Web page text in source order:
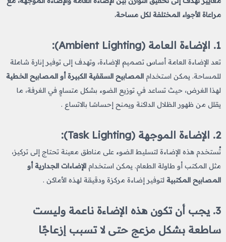
مراعاة الأجواء المختلفة لكل مساحة.
1. الإضاءة العامة (Ambient Lighting) :
تعد الإضاءة العامة أساس تصميم الإضاءة، وتهدف إلى توفير إنارة شاملة
للمساحة. يمكن استخدام المصابيح السقفية الكبيرة أو المصابيح الخطية
لهذا الغرض، حيث تساعد في توزيع الضوء بشكل متساوٍ في الغرفة، ما
يقلل من ظهور الظلال الداكنة ويمنح إحساسًا بالاتساع​ .
2. الإضاءة الموجهة (Task Lighting) :
تُستخدم هذه الإضاءة لتسليط الضوء على مناطق معينة تحتاج إلى تركيز،
مثل المكتب أو طاولة الطعام. يمكن استخدام الإضاءات الجدارية أو
المصابيح المكتبية لتوفير إضاءة مركزة ودقيقة لهذه الأماكن​ .
3. يجب أن تكون هذه الإضاءة ناعمة وليست
ساطعة بشكل مزعج حتى لا تسبب إزعاجًا